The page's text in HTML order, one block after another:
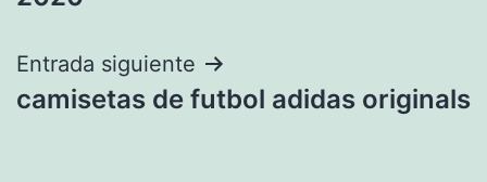
Entrada siguiente
camisetas de futbol adidas originals